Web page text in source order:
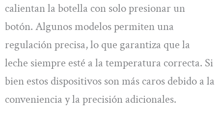
calientan la botella con solo presionar un
botón. Algunos modelos permiten una
regulación precisa, lo que garantiza que la
leche siempre esté a la temperatura correcta. Si
bien estos dispositivos son más caros debido a la
conveniencia y la precisión adicionales.